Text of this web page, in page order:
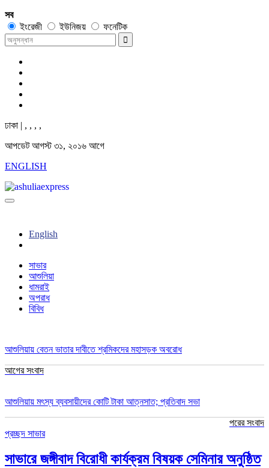
সব
ইংরেজী
ইউনিজয় ফনেটিক
ঢাকা | , , , ,
আপডেট আগস্ট ৩১, ২০১৬ আগে
ENGLISH
English
সাভার
আশুলিয়া
ধামরাই
অপরাধ
বিবিধ
আশুলিয়ায় বেতন ভাতার দাবীতে শ্রমিকদের মহাসড়ক অবরোধ
আগের সংবাদ
আশুলিয়ায় মৎস্য ব্যবসায়ীদের কোটি টাকা আত্নসাত; প্রতিবাদ সভা
পরের সংবাদ
প্রচ্ছদ সাভার
সাভারে জঙ্গীবাদ বিরোধী কার্যক্রম বিষয়ক সেমিনার অনুষ্ঠিত